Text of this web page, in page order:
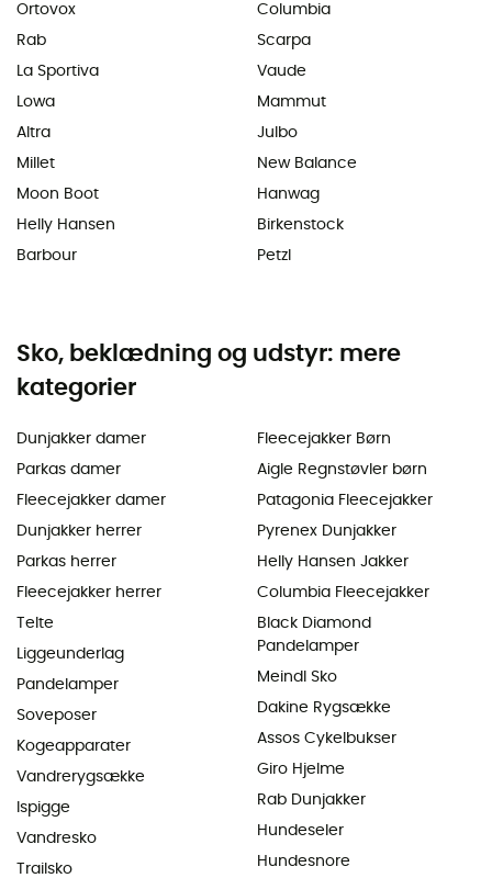
Ortovox
Rab
La Sportiva
Lowa
Altra
Millet
Moon Boot
Helly Hansen
Barbour
Columbia
Scarpa
Vaude
Mammut
Julbo
New Balance
Hanwag
Birkenstock
Petzl
Sko, beklædning og udstyr: mere
kategorier
Dunjakker damer
Parkas damer
Fleecejakker damer
Dunjakker herrer
Parkas herrer
Fleecejakker herrer
Telte
Liggeunderlag
Pandelamper
Soveposer
Kogeapparater
Vandrerygsække
Ispigge
Vandresko
Trailsko
Fleecejakker Børn
Aigle Regnstøvler børn
Patagonia Fleecejakker
Pyrenex Dunjakker
Helly Hansen Jakker
Columbia Fleecejakker
Black Diamond
Pandelamper
Meindl Sko
Dakine Rygsække
Assos Cykelbukser
Giro Hjelme
Rab Dunjakker
Hundeseler
Hundesnore